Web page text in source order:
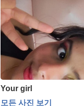
Your girl
모든 사진 보기